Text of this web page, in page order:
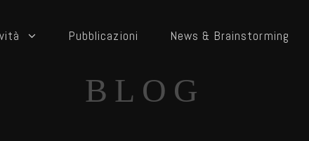
Pubblicazioni News & Brainstorming
BLOG